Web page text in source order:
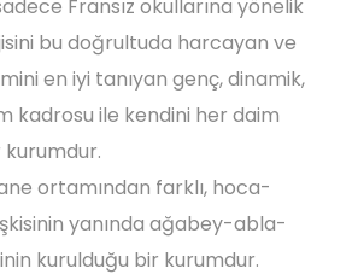
Fransız okullarına yönelik
bu doğrultuda harcayan ve
en iyi tanıyan genç, dinamik,
kadrosu ile kendini her daim
ortamından farklı, hoca-
yanında ağabey-abla-
kurulduğu bir kurumdur.